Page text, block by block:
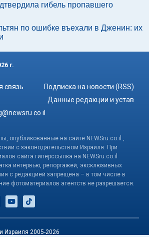
гибель пропавшего
по ошибке въехали в Дженин: их
г.
связь
Подписка на новости (RSS)
Данные редакции и устав
опубликованные на сайте NEWSru.co.il ,
с законодательством Израиля. При
сайта гиперссылка на NEWSru.co.il
интервью, репортажей, эксклюзивных
с редакцией запрещена – в том числе в
фотоматериалов агентств не разрешается.
Израиля 2005-2026